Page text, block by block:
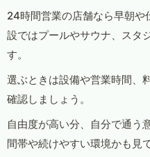
24時間営業の店舗なら早朝
設ではプールやサウナ、スタ
す。
選ぶときは設備や営業時間、
確認しましょう。
自由度が高い分、自分で通う
間帯や続けやすい環境かも見